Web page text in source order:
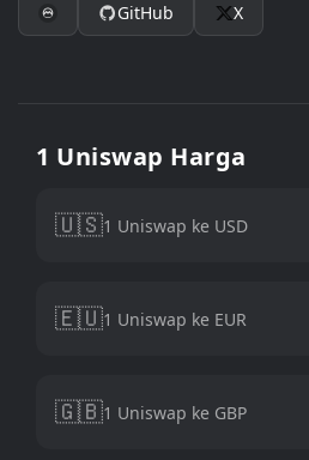
GitHub X
1 Uniswap Harga
🇺🇸1 Uniswap ke USD
🇪🇺1 Uniswap ke EUR
🇬🇧1 Uniswap ke GBP